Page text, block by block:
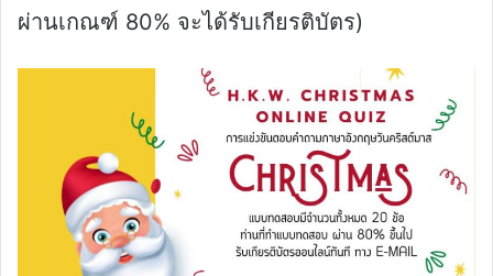
ผ่านเกณฑ์ 80% จะได้รับเกียรติบัตร)